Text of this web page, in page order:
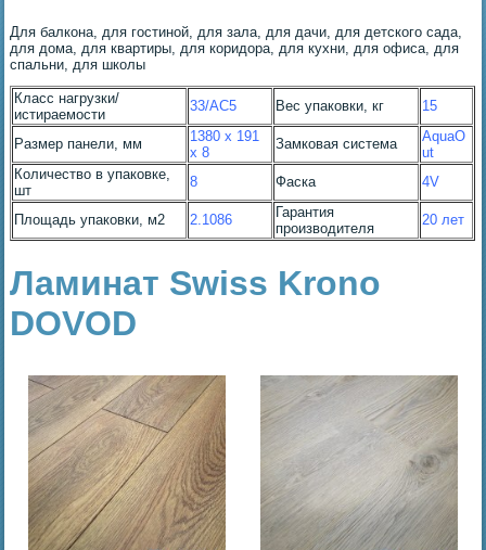
Для балкона, для гостиной, для зала, для дачи, для детского сада,
для дома, для квартиры, для коридора, для кухни, для офиса, для
спальни, для школы
Класс нагрузки/
истираемости
33/AC5 Вес упаковки, кг 15
Размер панели, мм
1380 x 191
x 8
Замковая система
AquaO
ut
Количество в упаковке,
шт
8 Фаска 4V
Площадь упаковки, м2 2.1086
Гарантия
производителя
20 лет
Ламинат Swiss Krono
DOVOD